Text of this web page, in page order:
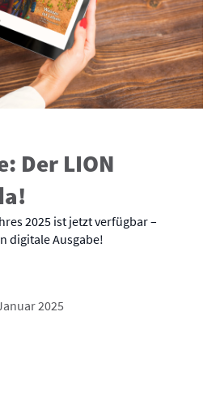
Der LION
2025 ist jetzt verfügbar –
digitale Ausgabe!
2025